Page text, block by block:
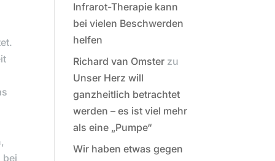
bei
Infrarot-Therapie kann
bei vielen Beschwerden
helfen
Richard van Omster zu
Unser Herz will
ganzheitlich betrachtet
werden – es ist viel mehr
als eine „Pumpe“
Wir haben etwas gegen